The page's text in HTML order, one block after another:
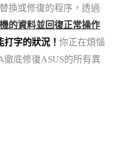
換或修復的程序，透過
的資料並回復正常操作
打字的狀況！你正在煩惱
徹底修復ASUS的所有異